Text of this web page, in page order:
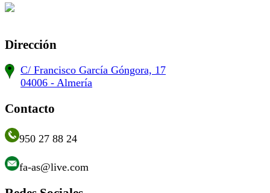
Dirección
C/ Francisco García Góngora, 17
04006 - Almería
Contacto
950 27 88 24
fa-as@live.com